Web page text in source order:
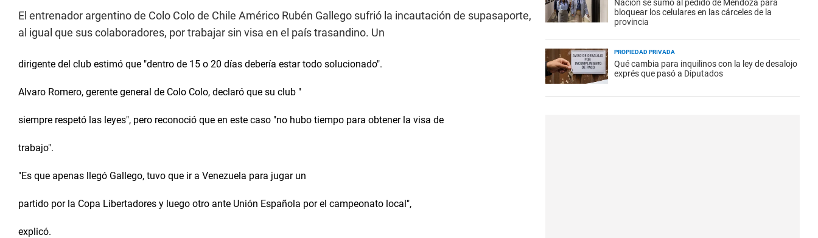
El entrenador argentino de Colo Colo de Chile Américo Rubén Gallego sufrió la incautación de supasaporte,
al igual que sus colaboradores, por trabajar sin visa en el país trasandino. Un
dirigente del club estimó que "dentro de 15 o 20 días debería estar todo solucionado".
Alvaro Romero, gerente general de Colo Colo, declaró que su club "
siempre respetó las leyes", pero reconoció que en este caso "no hubo tiempo para obtener la visa de
trabajo".
"Es que apenas llegó Gallego, tuvo que ir a Venezuela para jugar un
partido por la Copa Libertadores y luego otro ante Unión Española por el campeonato local",
explicó.
Nación se sumó al pedido de Mendoza para
bloquear los celulares en las cárceles de la
provincia
PROPIEDAD PRIVADA
Qué cambia para inquilinos con la ley de desalojo
exprés que pasó a Diputados